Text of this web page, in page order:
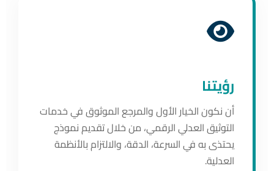
رؤيتنا
أن نكون الخيار الأول والمرجع الموثوق في خدمات
التوثيق العدلي الرقمي، من خلال تقديم نموذج
يحتذى به في السرعة، الدقة، والالتزام بالأنظمة
العدلية.